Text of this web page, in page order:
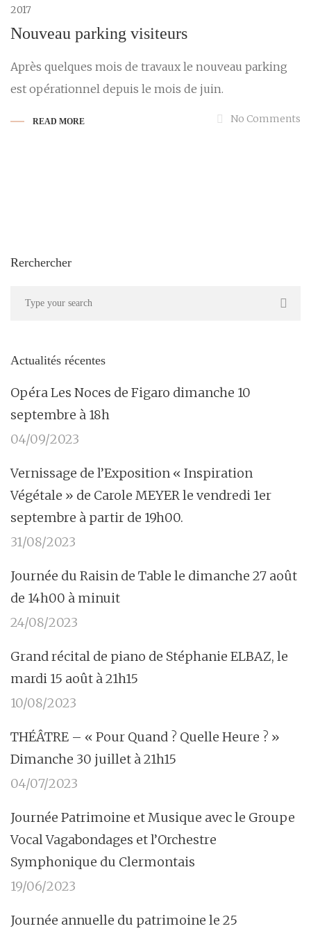
2017
Nouveau parking visiteurs
Après quelques mois de travaux le nouveau parking
est opérationnel depuis le mois de juin.
READ MORE No Comments
Rerchercher
Actualités récentes
Opéra Les Noces de Figaro dimanche 10
septembre à 18h
04/09/2023
Vernissage de l’Exposition « Inspiration
Végétale » de Carole MEYER le vendredi 1er
septembre à partir de 19h00.
31/08/2023
Journée du Raisin de Table le dimanche 27 août
de 14h00 à minuit
24/08/2023
Grand récital de piano de Stéphanie ELBAZ, le
mardi 15 août à 21h15
10/08/2023
THÉÂTRE – « Pour Quand ? Quelle Heure ? »
Dimanche 30 juillet à 21h15
04/07/2023
Journée Patrimoine et Musique avec le Groupe
Vocal Vagabondages et l’Orchestre
Symphonique du Clermontais
19/06/2023
Journée annuelle du patrimoine le 25